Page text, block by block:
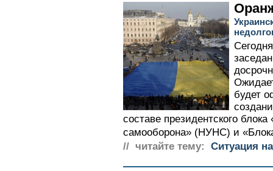
будет
составе президентского
самооборона» (НУНС) и
// читайте тему:
Ситуация